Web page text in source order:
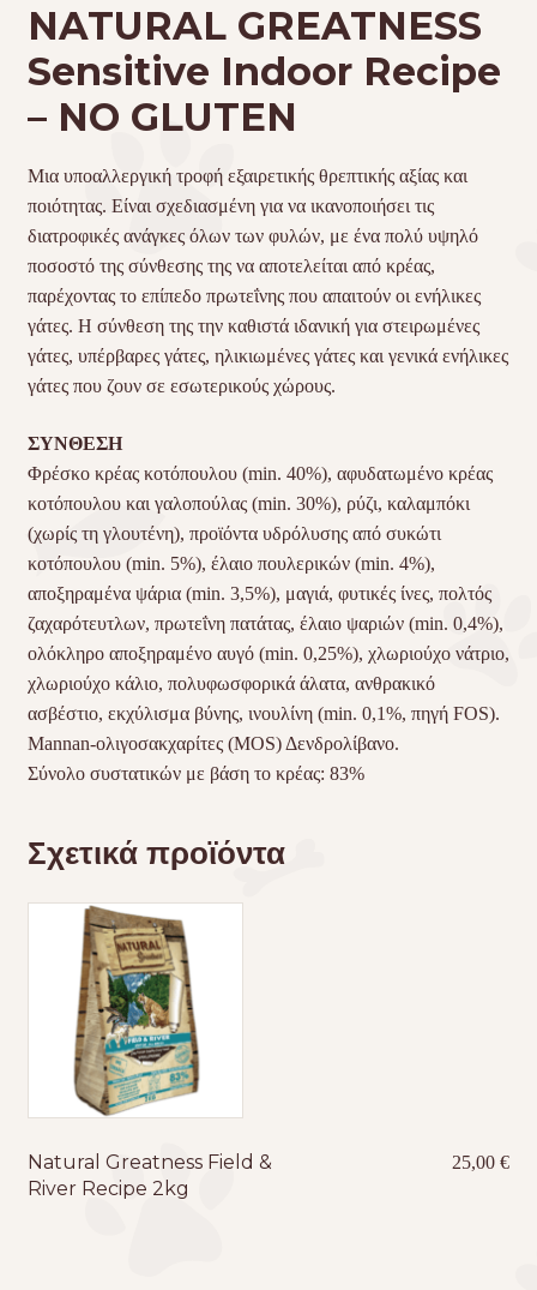
NATURAL GREATNESS
Sensitive Indoor Recipe
– NO GLUTEN
Μια υποαλλεργική τροφή εξαιρετικής θρεπτικής αξίας και
ποιότητας. Είναι σχεδιασμένη για να ικανοποιήσει τις
διατροφικές ανάγκες όλων των φυλών, με ένα πολύ υψηλό
ποσοστό της σύνθεσης της να αποτελείται από κρέας,
παρέχοντας το επίπεδο πρωτεΐνης που απαιτούν οι ενήλικες
γάτες. Η σύνθεση της την καθιστά ιδανική για στειρωμένες
γάτες, υπέρβαρες γάτες, ηλικιωμένες γάτες και γενικά ενήλικες
γάτες που ζουν σε εσωτερικούς χώρους.
ΣΥΝΘΕΣΗ
Φρέσκο κρέας κοτόπουλου (min. 40%), αφυδατωμένο κρέας
κοτόπουλου και γαλοπούλας (min. 30%), ρύζι, καλαμπόκι
(χωρίς τη γλουτένη), προϊόντα υδρόλυσης από συκώτι
κοτόπουλου (min. 5%), έλαιο πουλερικών (min. 4%),
αποξηραμένα ψάρια (min. 3,5%), μαγιά, φυτικές ίνες, πολτός
ζαχαρότευτλων, πρωτεΐνη πατάτας, έλαιο ψαριών (min. 0,4%),
ολόκληρο αποξηραμένο αυγό (min. 0,25%), χλωριούχο νάτριο,
χλωριούχο κάλιο, πολυφωσφορικά άλατα, ανθρακικό
ασβέστιο, εκχύλισμα βύνης, ινουλίνη (min. 0,1%, πηγή FOS).
Mannan-ολιγοσακχαρίτες (MOS) Δενδρολίβανο.
Σύνολο συστατικών με βάση το κρέας: 83%
Σχετικά προϊόντα
Natural Greatness Field &
River Recipe 2kg
25,00€